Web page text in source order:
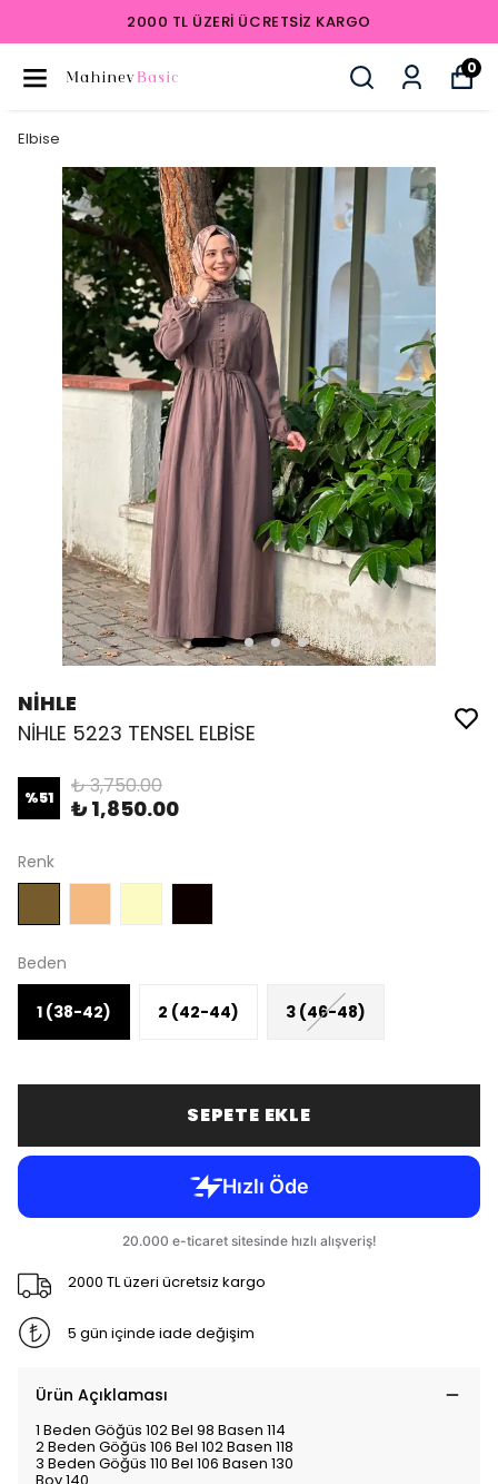
2000 TL ÜZERI ÜCRETSIZ KARGO
0
Elbise
NİHLE
NİHLE 5223 TENSEL ELBİSE
%51 ₺ 3,750.00
₺ 1,850.00
Renk
Beden
1 (38-42) 2 (42-44) 3 (46-48)
SEPETE EKLE
2000 TL üzeri ücretsiz kargo
5 gün içinde iade değişim
Ürün Açıklaması
1 Beden Göğüs 102 Bel 98 Basen 114
2 Beden Göğüs 106 Bel 102 Basen 118
3 Beden Göğüs 110 Bel 106 Basen 130